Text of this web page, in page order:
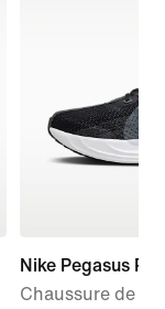
Nike Pegasus
Chaussure de